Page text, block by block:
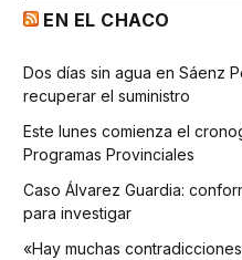
EN EL CHACO
Dos días sin agua en Sáenz
recuperar el suministro
Este lunes comienza el
Programas Provinciales
Caso Álvarez Guardia:
para investigar
«Hay muchas